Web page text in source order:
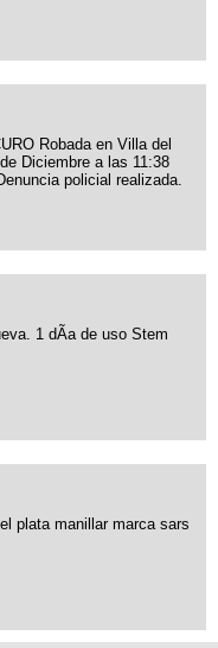
Robada en Villa del
Diciembre a las 11:38
policial realizada.
1 dÃ­a de uso Stem
plata manillar marca sars